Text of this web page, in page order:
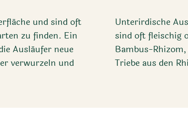
und sind oft
zu finden. Ein
Ausläufer neue
verwurzeln und
Unterirdische
sind oft fleischig
Bambus-
Triebe aus den